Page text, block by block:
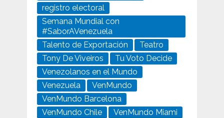
registro electoral
Semana Mundial con
#SaborAVenezuela
Talento de Exportación
Teatro
Tony De Viveiros
Tu Voto Decide
Venezolanos en el Mundo
Venezuela
VenMundo
VenMundo Barcelona
VenMundo Chile
VenMundo Miami